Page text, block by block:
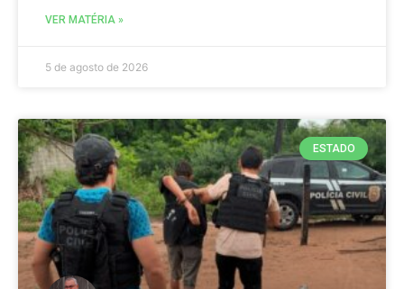
VER MATÉRIA »
5 de agosto de 2026
ESTADO